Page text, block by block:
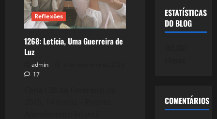
Reflexões
1268: Letícia, Uma Guerreira de
Luz
admin
17
ESTATÍSTICAS
DO BLOG
COMENTÁRIOS